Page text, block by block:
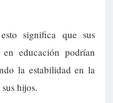
significa que sus
educación podrían
la estabilidad en la
hijos.